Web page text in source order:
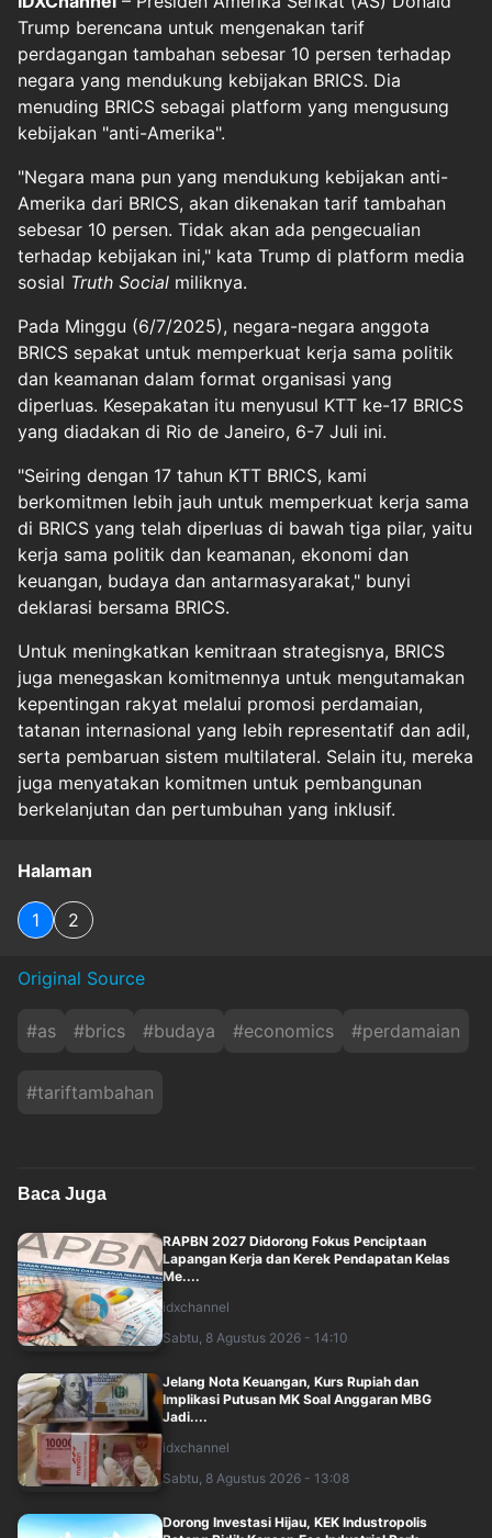
Trump berencana untuk mengenakan tarif
perdagangan tambahan sebesar 10 persen terhadap
negara yang mendukung kebijakan BRICS. Dia
menuding BRICS sebagai platform yang mengusung
kebijakan "anti-Amerika".
"Negara mana pun yang mendukung kebijakan anti-
Amerika dari BRICS, akan dikenakan tarif tambahan
sebesar 10 persen. Tidak akan ada pengecualian
terhadap kebijakan ini," kata Trump di platform media
sosial Truth Social miliknya.
Pada Minggu (6/7/2025), negara-negara anggota
BRICS sepakat untuk memperkuat kerja sama politik
dan keamanan dalam format organisasi yang
diperluas. Kesepakatan itu menyusul KTT ke-17 BRICS
yang diadakan di Rio de Janeiro, 6-7 Juli ini.
"Seiring dengan 17 tahun KTT BRICS, kami
berkomitmen lebih jauh untuk memperkuat kerja sama
di BRICS yang telah diperluas di bawah tiga pilar, yaitu
kerja sama politik dan keamanan, ekonomi dan
keuangan, budaya dan antarmasyarakat," bunyi
deklarasi bersama BRICS.
Untuk meningkatkan kemitraan strategisnya, BRICS
juga menegaskan komitmennya untuk mengutamakan
kepentingan rakyat melalui promosi perdamaian,
tatanan internasional yang lebih representatif dan adil,
serta pembaruan sistem multilateral. Selain itu, mereka
juga menyatakan komitmen untuk pembangunan
berkelanjutan dan pertumbuhan yang inklusif.
Halaman
1 2
Original Source
#as #brics #budaya #economics #perdamaian
#tariftambahan
Baca Juga
RAPBN 2027 Didorong Fokus Penciptaan
Lapangan Kerja dan Kerek Pendapatan Kelas
Me....
idxchannel
Sabtu, 8 Agustus 2026 - 14:10
Jelang Nota Keuangan, Kurs Rupiah dan
Implikasi Putusan MK Soal Anggaran MBG
Jadi....
idxchannel
Sabtu, 8 Agustus 2026 - 13:08
Dorong Investasi Hijau, KEK Industropolis